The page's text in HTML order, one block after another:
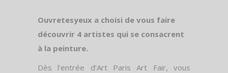
Ouvretesyeux a choisi de vous faire
découvrir 4 artistes qui se consacrent
à la peinture.
Dès l’entrée d’Art Paris Art Fair, vous